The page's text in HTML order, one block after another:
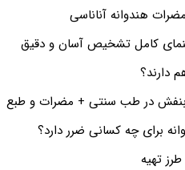
هندوانه آناناسی
کامل تشخیص آسان و دقیق
دارند؟
بنفش در طب سنتی + مضرات و طبع
برای چه کسانی ضرر دارد؟
تهیه